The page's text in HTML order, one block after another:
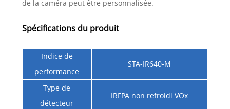
de la caméra peut être personnalisée.
Spécifications du produit
Indice de
performance
STA-IR640-M
Type de
détecteur
IRFPA non refroidi VOx